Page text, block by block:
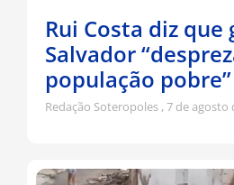
Rui Costa diz que
Salvador
população pobre”
Redação Soteropoles 7 de agosto